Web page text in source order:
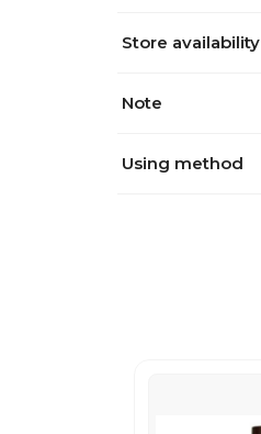
Store availability
Note
Using method